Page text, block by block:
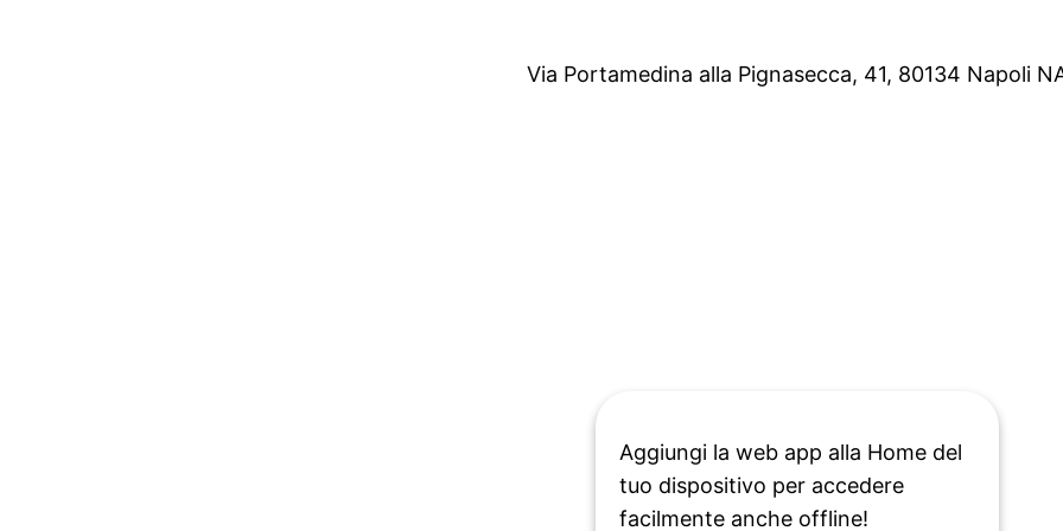
Via Portamedina alla Pignasecca, 41, 80134 Napoli
Aggiungi la web app alla Home del
tuo dispositivo per accedere
facilmente anche offline!